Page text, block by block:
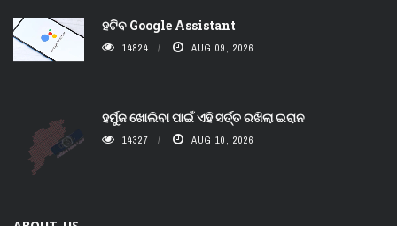
ହଟିବ Google Assistant
14824 AUG 09, 2026
ହର୍ମୁଜ ଖୋଲିବା ପାଇଁ ଏହି ସର୍ତ୍ତ ରଖିଲା ଇରାନ
14327 AUG 10, 2026